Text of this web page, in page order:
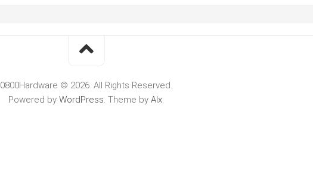
0800Hardware © 2026. All Rights Reserved.
Powered by WordPress. Theme by Alx.